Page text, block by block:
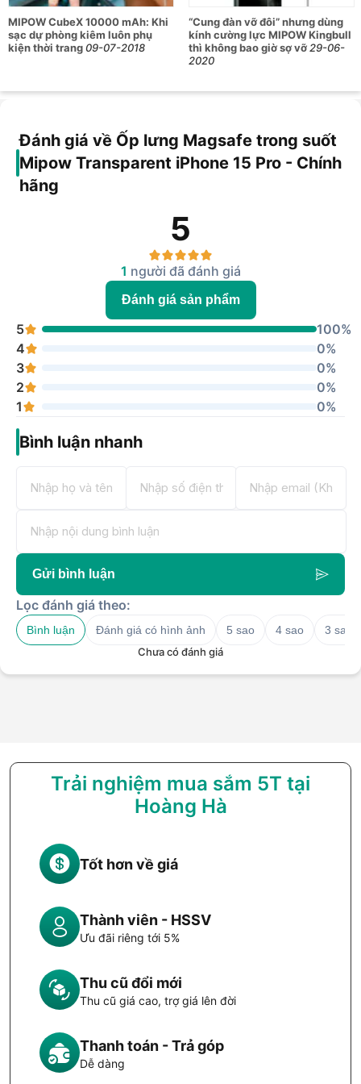
· 100% thiết kế chính xác từng nút bấm và cổng
· Thiết kế cụm camera lớn và không cấn với các loại
cường lực camera khác
· Test chống sốc thiết kế giọt nước trên 1000+ lần
· Thiết kế đệm khí các góc, chống sốc tốt hơn cho máy
của bạn
MIPOW CubeX 10000 mAh: Khi
sạc dự phòng kiêm luôn phụ
kiện thời trang09-07-2018
“Cung đàn vỡ đôi” nhưng dùng
kính cường lực MIPOW Kingbull
thì không bao giờ sợ vỡ29-06-
2020
Đánh giá về Ốp lưng Magsafe trong suốt
Mipow Transparent iPhone 15 Pro - Chính
hãng
5
1 người đã đánh giá
Đánh giá sản phẩm
5
100%
4
0%
3
0%
2
0%
1
0%
Bình luận nhanh
Gửi bình luận
Lọc đánh giá theo:
Bình luận Đánh giá có hình ảnh 5 sao 4 sao
3 sao
Chưa có đánh giá
Trải nghiệm mua sắm 5T tại
Hoàng Hà
Tốt hơn về giá
Thành viên - HSSV
Ưu đãi riêng tới 5%
Thu cũ đổi mới
Thu cũ giá cao, trợ giá lên đời
Thanh toán - Trả góp
Dễ dàng